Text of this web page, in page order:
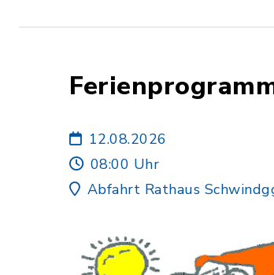
12.08.2026
08:00 Uhr
Abfahrt Rathaus